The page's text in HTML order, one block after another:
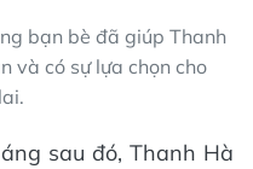
bạn bè đã giúp Thanh
và có sự lựa chọn cho
sau đó, Thanh Hà